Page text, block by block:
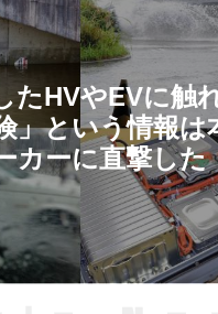
たHVやEVに触
」という情報は
ーに直撃した